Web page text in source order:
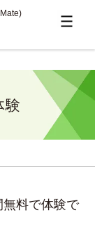
験
料で体験で